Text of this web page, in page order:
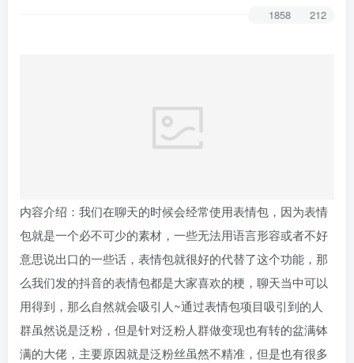
1858 212
内容介绍：我们在聊天的时候会经常使用表情包，因为表情
包就是一个必不可少的素材，一些无法用语言形容或者不好
意思说出口的一些话，表情包就很好的代替了这个功能，那
么我们发的抖音的表情包都是大家喜欢的梗，聊天当中可以
用得到，那么自然就会吸引人~通过表情包项目吸引到的人
群虽然说是泛粉，但是针对泛粉人群做变现也有转的盆满钵
满的大佬，主要原因就是泛粉丝虽然不精准，但是也有很多